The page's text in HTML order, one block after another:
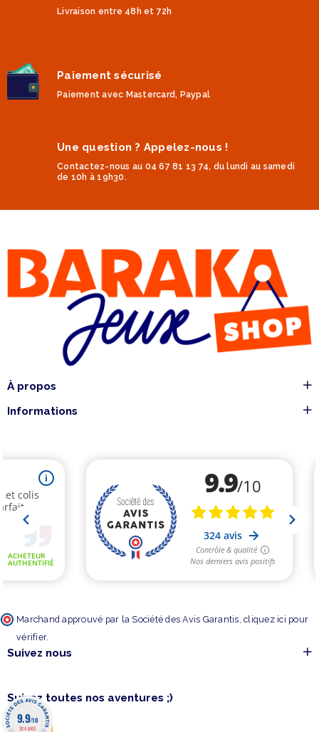
Livraison entre 48h et 72h
Paiement sécurisé
Paiement avec Mastercard, Paypal
Une question ? Appelez-nous !
Contactez-nous au 04 67 81 13 74, du lundi au samedi
de 10h à 19h30.
À propos
Informations
Marchand approuvé par la Société des Avis Garantis, cliquez ici pour
vérifier.
Suivez nous
Suivez toutes nos aventures ;)
9.9/10
324 AVIS